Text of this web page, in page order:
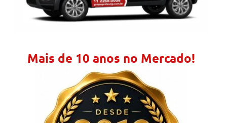
Mais de 10 anos no Mercado!